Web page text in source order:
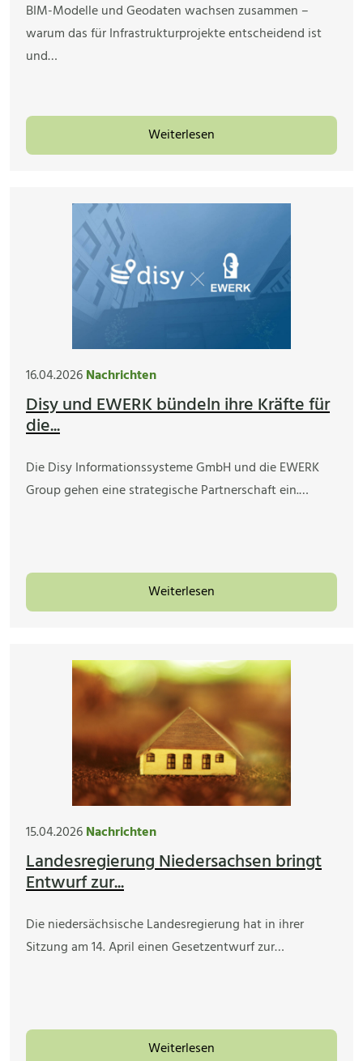
BIM-Modelle und Geodaten wachsen zusammen –
warum das für Infrastrukturprojekte entscheidend ist
und…
Weiterlesen
16.04.2026Nachrichten
Disy und EWERK bündeln ihre Kräfte für
die...
Die Disy Informationssysteme GmbH und die EWERK
Group gehen eine strategische Partnerschaft ein.…
Weiterlesen
15.04.2026Nachrichten
Landesregierung Niedersachsen bringt
Entwurf zur...
Die niedersächsische Landesregierung hat in ihrer
Sitzung am 14. April einen Gesetzentwurf zur…
Weiterlesen